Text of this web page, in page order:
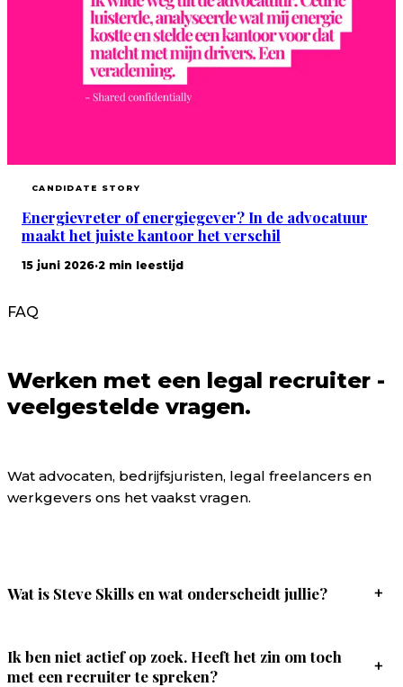
CANDIDATE STORY
Energievreter of energiegever? In de advocatuur
maakt het juiste kantoor het verschil
15 juni 2026·2 min leestijd
FAQ
Werken met een legal recruiter -
veelgestelde vragen.
Wat advocaten, bedrijfsjuristen, legal freelancers en
werkgevers ons het vaakst vragen.
Wat is Steve Skills en wat onderscheidt jullie? +
Ik ben niet actief op zoek. Heeft het zin om toch
met een recruiter te spreken?
+